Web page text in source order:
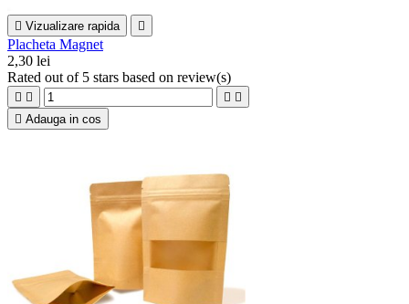
 Vizualizare rapida 
Placheta Magnet
2,30 lei
Rated out of 5 stars based on review(s)
   
 Adauga in cos